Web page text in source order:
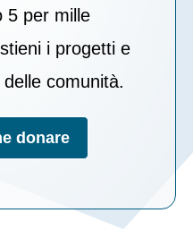
5 per mille
i progetti e
comunità.
donare